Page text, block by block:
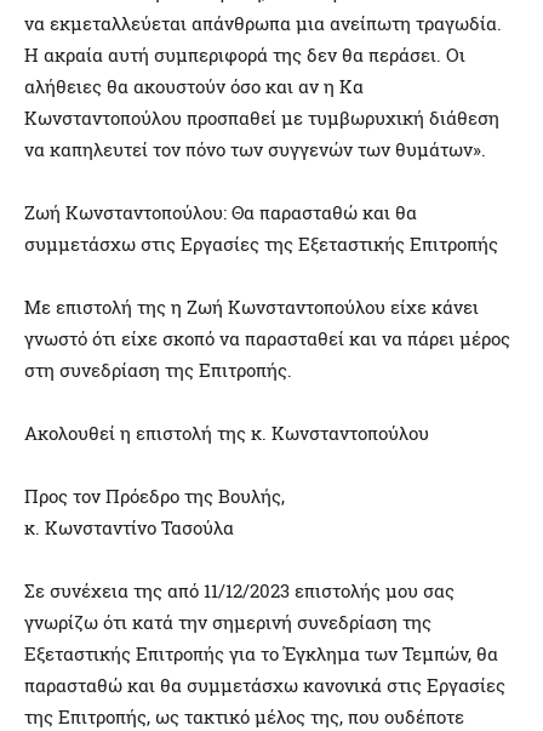
να εκμεταλλεύεται απάνθρωπα μια ανείπωτη τραγωδία.
Η ακραία αυτή συμπεριφορά της δεν θα περάσει. Οι
αλήθειες θα ακουστούν όσο και αν η Κα
Κωνσταντοπούλου προσπαθεί με τυμβωρυχική διάθεση
να καπηλευτεί τον πόνο των συγγενών των θυμάτων».
Ζωή Κωνσταντοπούλου: Θα παρασταθώ και θα
συμμετάσχω στις Εργασίες της Εξεταστικής Επιτροπής
Με επιστολή της η Ζωή Κωνσταντοπούλου είχε κάνει
γνωστό ότι είχε σκοπό να παρασταθεί και να πάρει μέρος
στη συνεδρίαση της Επιτροπής.
Ακολουθεί η επιστολή της κ. Κωνσταντοπούλου
Προς τον Πρόεδρο της Βουλής,
κ. Κωνσταντίνο Τασούλα
Σε συνέχεια της από 11/12/2023 επιστολής μου σας
γνωρίζω ότι κατά την σημερινή συνεδρίαση της
Εξεταστικής Επιτροπής για το Έγκλημα των Τεμπών, θα
παρασταθώ και θα συμμετάσχω κανονικά στις Εργασίες
της Επιτροπής, ως τακτικό μέλος της, που ουδέποτε